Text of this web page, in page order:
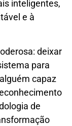
inteligentes,
e à
deixar
para
capaz
de